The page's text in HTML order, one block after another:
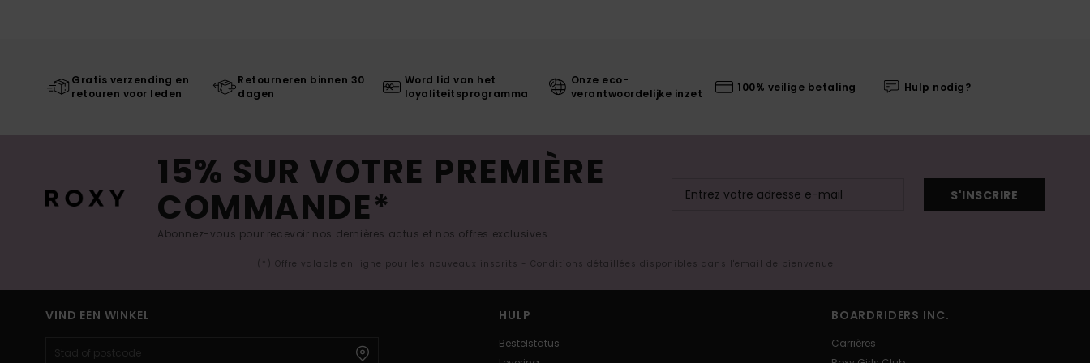
Gratis verzending en
retouren voor leden
Retourneren binnen 30
dagen
Word lid van het
loyaliteitsprogramma
Onze eco-
verantwoordelijke inzet
100% veilige betaling Hulp nodig?
15% SUR VOTRE PREMIÈRE
COMMANDE*
Abonnez-vous pour recevoir nos dernières actus et nos offres exclusives.
S'INSCRIRE
(*) Offre valable en ligne pour les nouveaux inscrits - Conditions détaillées disponibles dans l'email de bienvenue
VIND EEN WINKEL HULP
Bestelstatus
BOARDRIDERS INC.
Carrières